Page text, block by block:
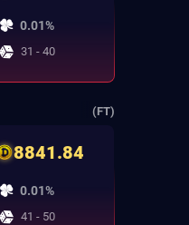
0.01%
31 - 40
(FT)
8841.84
0.01%
41 - 50